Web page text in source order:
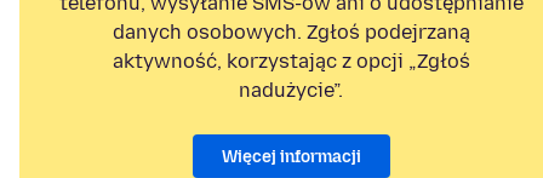
danych osobowych. Zgłoś podejrzaną
aktywność, korzystając z opcji „Zgłoś
nadużycie”.
Więcej informacji